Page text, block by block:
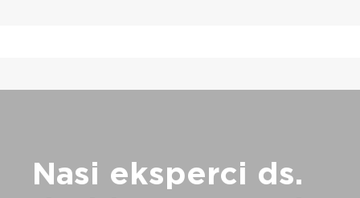
Nasi eksperci ds.